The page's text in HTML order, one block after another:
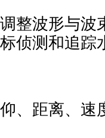
整波形与波
侦测和追踪
、距离、速